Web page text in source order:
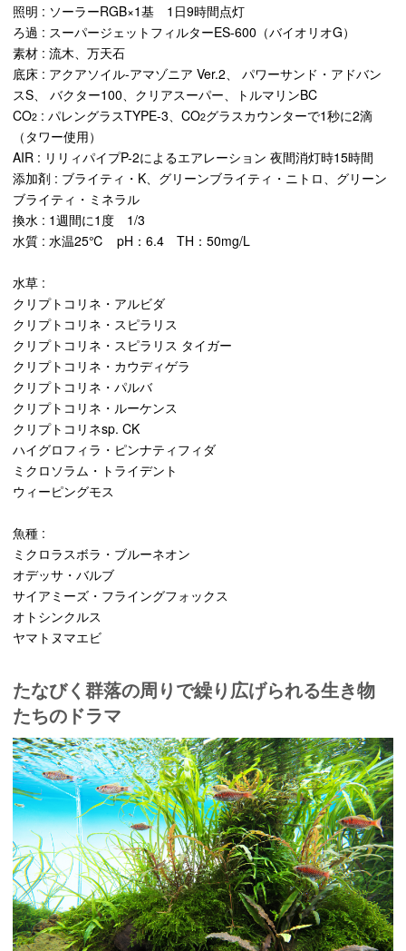
照明 : ソーラーRGB×1基 1日9時間点灯
ろ過 : スーパージェットフィルターES-600（バイオリオG）
素材 : 流木、万天石
底床 : アクアソイル-アマゾニア Ver.2、 パワーサンド・アドバン
スS、 バクター100、クリアスーパー、トルマリンBC
CO2 : パレングラスTYPE-3、CO2グラスカウンターで1秒に2滴
（タワー使用）
AIR : リリィパイプP-2によるエアレーション 夜間消灯時15時間
添加剤 : ブライティ・K、グリーンブライティ・ニトロ、グリーン
ブライティ・ミネラル
換水 : 1週間に1度 1/3
水質 : 水温25℃ pH：6.4 TH：50mg/L
水草 :
クリプトコリネ・アルビダ
クリプトコリネ・スピラリス
クリプトコリネ・スピラリス タイガー
クリプトコリネ・カウディゲラ
クリプトコリネ・パルバ
クリプトコリネ・ルーケンス
クリプトコリネsp. CK
ハイグロフィラ・ピンナティフィダ
ミクロソラム・トライデント
ウィーピングモス
魚種 :
ミクロラスボラ・ブルーネオン
オデッサ・バルブ
サイアミーズ・フライングフォックス
オトシンクルス
ヤマトヌマエビ
たなびく群落の周りで繰り広げられる生き物
たちのドラマ